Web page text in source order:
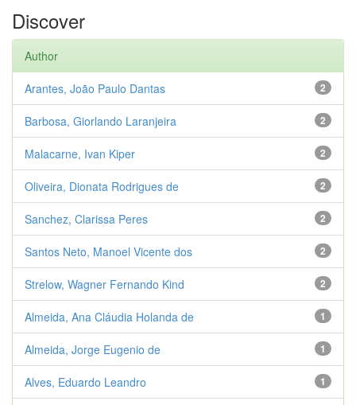
Discover
Author
2
Arantes, João Paulo Dantas
2
Barbosa, Giorlando Laranjeira
2
Malacarne, Ivan Kiper
2
Oliveira, Dionata Rodrigues de
2
Sanchez, Clarissa Peres
2
Santos Neto, Manoel Vicente dos
2
Strelow, Wagner Fernando Kind
1
Almeida, Ana Cláudia Holanda de
1
Almeida, Jorge Eugenio de
1
Alves, Eduardo Leandro